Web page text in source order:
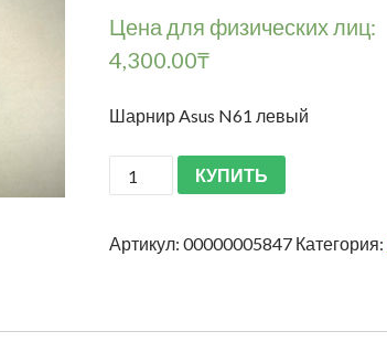
Цена для физических лиц:
4,300.00₸
Шарнир Asus N61 левый
КУПИТЬ
Артикул:00000005847 Категория: